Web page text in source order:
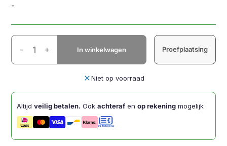
-
Filex
Galaxy
Zwart
aantal
- + In winkelwagen Proefplaatsing
closeNiet op voorraad
Altijdveilig betalen. Ookachteraf enop rekening mogelijk